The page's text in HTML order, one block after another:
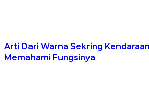
Arti Dari Warna Sekring
Memahami Fungsinya